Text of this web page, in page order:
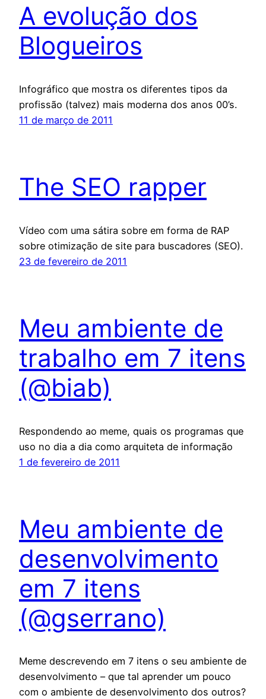
A evolução dos
Blogueiros
Infográfico que mostra os diferentes tipos da
profissão (talvez) mais moderna dos anos 00’s.
11 de março de 2011
The SEO rapper
Vídeo com uma sátira sobre em forma de RAP
sobre otimização de site para buscadores (SEO).
23 de fevereiro de 2011
Meu ambiente de
trabalho em 7 itens
(@biab)
Respondendo ao meme, quais os programas que
uso no dia a dia como arquiteta de informação
1 de fevereiro de 2011
Meu ambiente de
desenvolvimento
em 7 itens
(@gserrano)
Meme descrevendo em 7 itens o seu ambiente de
desenvolvimento – que tal aprender um pouco
com o ambiente de desenvolvimento dos outros?